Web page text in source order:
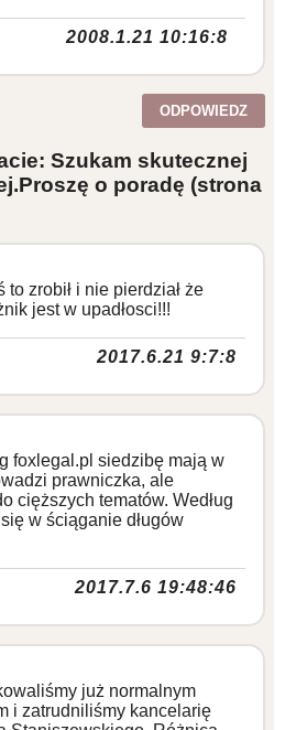
2008.1.21 10:16:8
ODPOWIEDZ
Szukam skutecznej
o poradę (strona
to zrobił i nie pierdział że
jest w upadłosci!!!
2017.6.21 9:7:8
foxlegal.pl siedzibę mają w
prawniczka, ale
cięższych tematów. Według
w ściąganie długów
2017.7.6 19:48:46
już normalnym
i zatrudniliśmy kancelarię